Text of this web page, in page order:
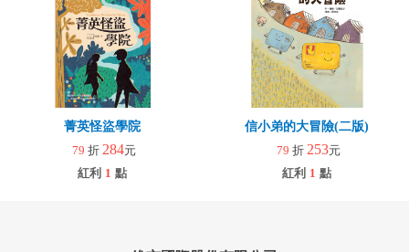
菁英怪盜學院
79 折 284元
紅利 1 點
信小弟的大冒險(二版)
79 折 253元
紅利 1 點